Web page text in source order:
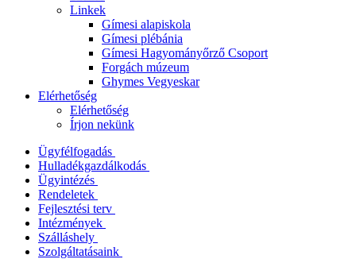
Linkek
Gímesi alapiskola
Gímesi plébánia
Gímesi Hagyományőrző Csoport
Forgách múzeum
Ghymes Vegyeskar
Elérhetőség
Elérhetőség
Írjon nekünk
Ügyfélfogadás
Hulladékgazdálkodás
Ügyintézés
Rendeletek
Fejlesztési terv
Intézmények
Szálláshely
Szolgáltatásaink